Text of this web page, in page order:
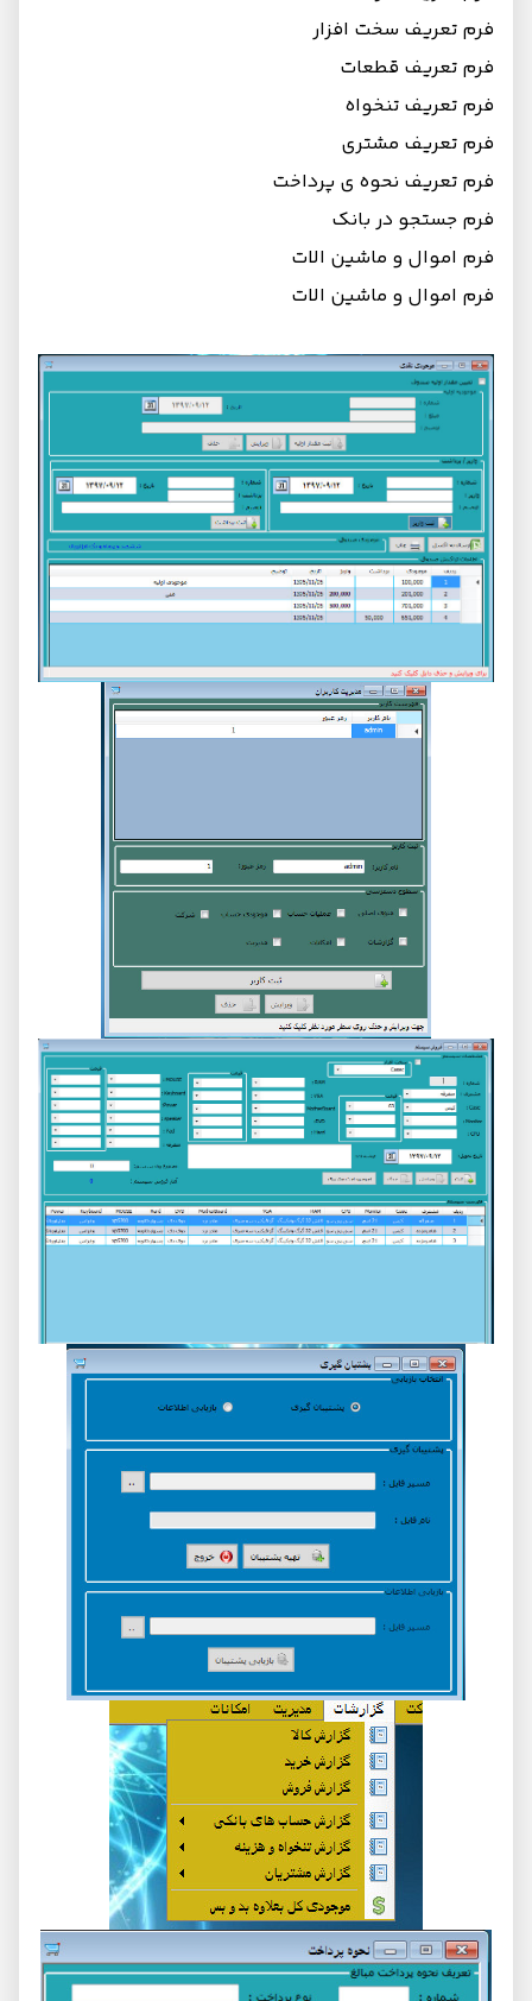
فرم تعریف سخت افزار
فرم تعریف قطعات
فرم تعریف تنخواه
فرم تعریف مشتری
فرم تعریف نحوه ی پرداخت
فرم جستجو در بانک
فرم اموال و ماشین الات
فرم اموال و ماشین الات